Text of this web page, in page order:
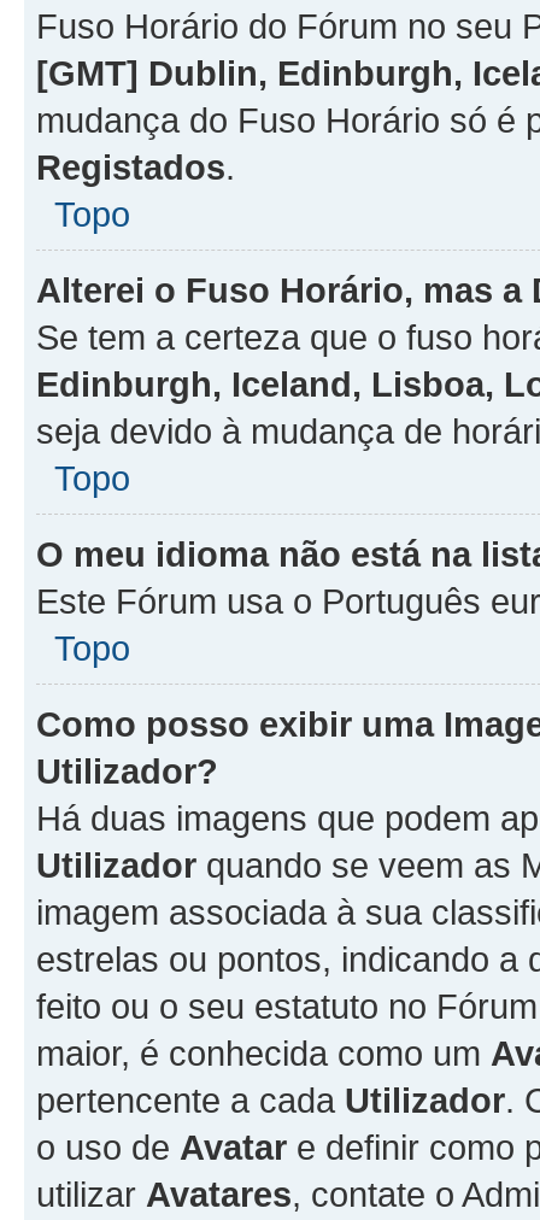
Fuso Horário do Fórum no seu
[GMT] Dublin, Edinburgh,
mudança do Fuso Horário só é
Registados.
Topo
Alterei o Fuso Horário, mas a
Se tem a certeza que o fuso
Edinburgh, Iceland, Lisboa,
seja devido à mudança de
Topo
O meu idioma não está na
Este Fórum usa o Português
Topo
Como posso exibir uma
Utilizador?
Há duas imagens que podem
Utilizador quando se veem as
imagem associada à sua
estrelas ou pontos, indicando a
feito ou o seu estatuto no
maior, é conhecida como um
pertencente a cada Utilizador.
o uso de Avatar e definir como
utilizar Avatares, contate o